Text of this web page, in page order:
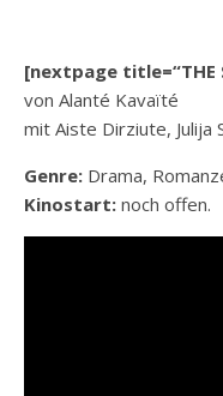
[nextpage title=“THE
von Alanté Kavaïté
mit Aiste Dirziute, Julija
Genre: Drama,
Kinostart: noch offen.